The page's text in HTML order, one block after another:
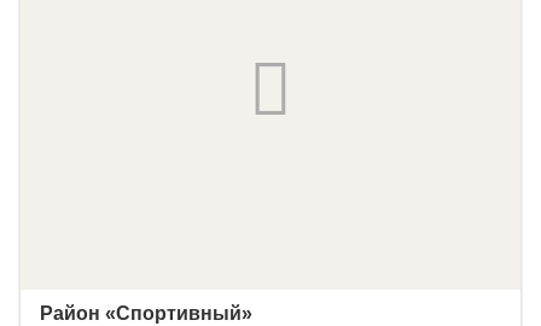
Район «Спортивный»